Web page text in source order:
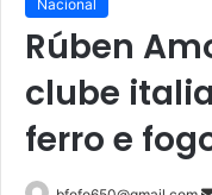
Nacional
Rúben
clube
ferro e